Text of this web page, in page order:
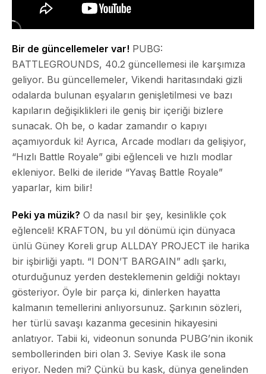
Bir de güncellemeler var! PUBG:
BATTLEGROUNDS, 40.2 güncellemesi ile karşımıza
geliyor. Bu güncellemeler, Vikendi haritasındaki gizli
odalarda bulunan eşyaların genişletilmesi ve bazı
kapıların değişiklikleri ile geniş bir içeriği bizlere
sunacak. Oh be, o kadar zamandır o kapıyı
açamıyorduk ki! Ayrıca, Arcade modları da gelişiyor,
“Hızlı Battle Royale” gibi eğlenceli ve hızlı modlar
ekleniyor. Belki de ileride “Yavaş Battle Royale”
yaparlar, kim bilir!
Peki ya müzik? O da nasıl bir şey, kesinlikle çok
eğlenceli! KRAFTON, bu yıl dönümü için dünyaca
ünlü Güney Koreli grup ALLDAY PROJECT ile harika
bir işbirliği yaptı. “I DON’T BARGAIN” adlı şarkı,
oturduğunuz yerden desteklemenin geldiği noktayı
gösteriyor. Öyle bir parça ki, dinlerken hayatta
kalmanın temellerini anlıyorsunuz. Şarkının sözleri,
her türlü savaşı kazanma gecesinin hikayesini
anlatıyor. Tabii ki, videonun sonunda PUBG’nin ikonik
sembollerinden biri olan 3. Seviye Kask ile sona
eriyor. Neden mi? Çünkü bu kask, dünya genelinden